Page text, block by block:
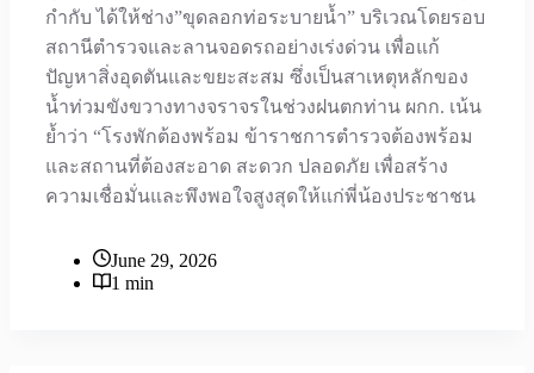
กำกับ ได้ให้ช่าง”ขุดลอกท่อระบายน้ำ” บริเวณโดยรอบ
สถานีตำรวจและลานจอดรถอย่างเร่งด่วน เพื่อแก้
ปัญหาสิ่งอุดตันและขยะสะสม ซึ่งเป็นสาเหตุหลักของ
น้ำท่วมขังขวางทางจราจรในช่วงฝนตกท่าน ผกก. เน้น
ย้ำว่า “โรงพักต้องพร้อม ข้าราชการตำรวจต้องพร้อม
และสถานที่ต้องสะอาด สะดวก ปลอดภัย เพื่อสร้าง
ความเชื่อมั่นและพึงพอใจสูงสุดให้แก่พี่น้องประชาชน
June 29, 2026
1 min